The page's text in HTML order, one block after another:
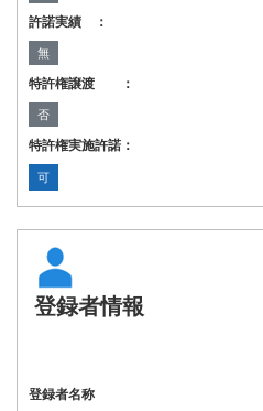
許諾実績 ：
無
特許権譲渡 ：
否
特許権実施許諾：
可
登録者情報
登録者名称